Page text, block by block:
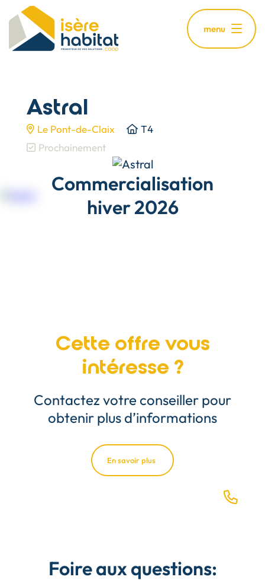
au
contenu
principal
menu
Astral
Le Pont-de-Claix
T4
Prochainement
Commercialisation
hiver 2026
Cette offre vous
intéresse ?
Contactez votre conseiller pour
obtenir plus d’informations
En savoir plus
Foire aux questions: